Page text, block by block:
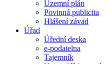
Územní plán
Povinná publicita
Hlášení závad
Úřad
Úřední deska
e-podatelna
Tajemník